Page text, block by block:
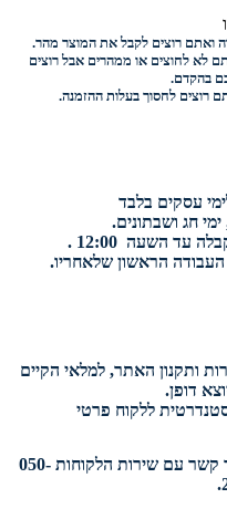
ואתם רוצים לקבל את המוצר מהר.
,כשאתם לא לחוצים או ממהרים אבל רוצים
בהקדם.
לחסוך בעלות ההזמנה.
עסקים בלבד
חג ושבתונים.
עד השעה 12:00 .
ותקנון האתר, למלאי הקיים
דופן.
סטנדרטית ללקוח פרטי
במידה והרכישה היא כמותית יש ליצור קשר עם שירות הלקוחות 050-